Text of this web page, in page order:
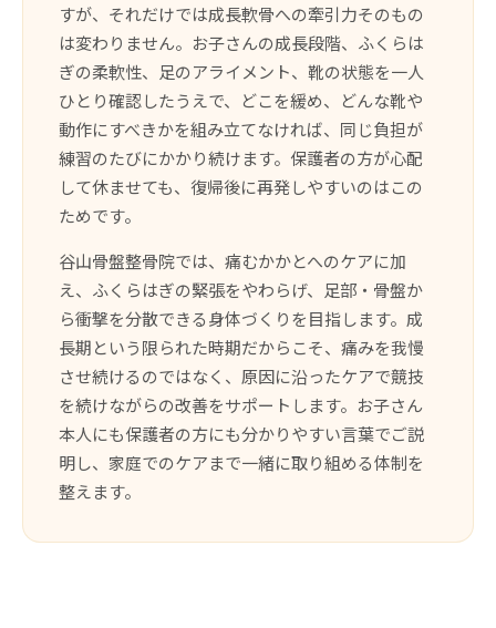
すが、それだけでは成長軟骨への牽引力そのもの
は変わりません。お子さんの成長段階、ふくらは
ぎの柔軟性、足のアライメント、靴の状態を一人
ひとり確認したうえで、どこを緩め、どんな靴や
動作にすべきかを組み立てなければ、同じ負担が
練習のたびにかかり続けます。保護者の方が心配
して休ませても、復帰後に再発しやすいのはこの
ためです。
谷山骨盤整骨院では、痛むかかとへのケアに加
え、ふくらはぎの緊張をやわらげ、足部・骨盤か
ら衝撃を分散できる身体づくりを目指します。成
長期という限られた時期だからこそ、痛みを我慢
させ続けるのではなく、原因に沿ったケアで競技
を続けながらの改善をサポートします。お子さん
本人にも保護者の方にも分かりやすい言葉でご説
明し、家庭でのケアまで一緒に取り組める体制を
整えます。